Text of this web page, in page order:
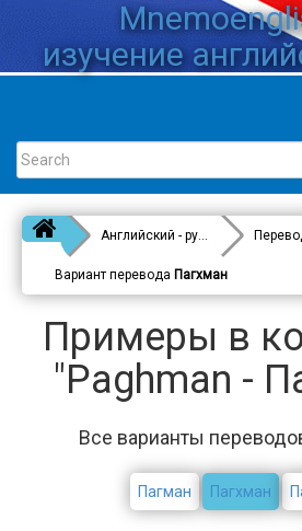
изучение
Английский - русский
Вариант перевода Пагхман
Примеры в
"Paghman -
Все варианты
Пагман Пагхман